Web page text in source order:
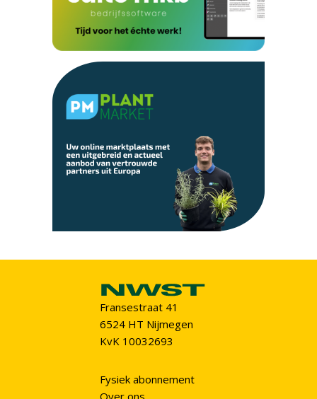
Fransestraat 41
6524 HT Nijmegen
KvK 10032693
Fysiek abonnement